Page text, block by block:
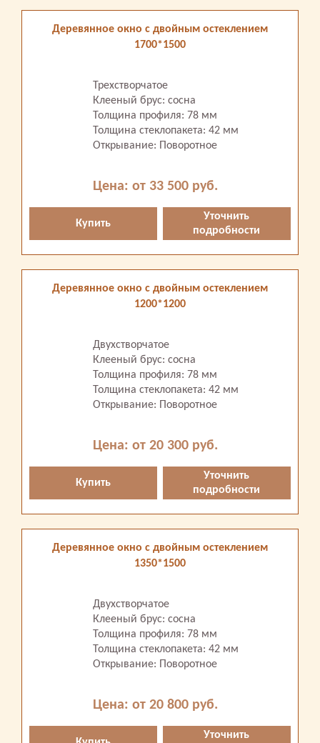
Деревянное окно с двойным остеклением
1700*1500
Трехстворчатое
Клееный брус: сосна
Толщина профиля: 78 мм
Толщина стеклопакета: 42 мм
Открывание: Поворотное
Цена: от 33 500 руб.
Купить
Уточнить
подробности
Деревянное окно с двойным остеклением
1200*1200
Двухстворчатое
Клееный брус: сосна
Толщина профиля: 78 мм
Толщина стеклопакета: 42 мм
Открывание: Поворотное
Цена: от 20 300 руб.
Купить
Уточнить
подробности
Деревянное окно с двойным остеклением
1350*1500
Двухстворчатое
Клееный брус: сосна
Толщина профиля: 78 мм
Толщина стеклопакета: 42 мм
Открывание: Поворотное
Цена: от 20 800 руб.
Уточнить